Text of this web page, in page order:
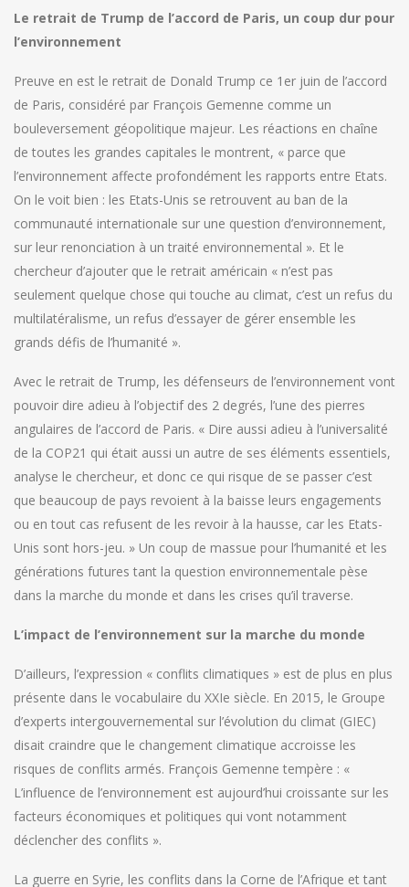
Le retrait de Trump de l’accord de Paris, un coup dur pour
l’environnement
Preuve en est le retrait de Donald Trump ce 1er juin de l’accord
de Paris, considéré par François Gemenne comme un
bouleversement géopolitique majeur. Les réactions en chaîne
de toutes les grandes capitales le montrent, « parce que
l’environnement affecte profondément les rapports entre Etats.
On le voit bien : les Etats-Unis se retrouvent au ban de la
communauté internationale sur une question d’environnement,
sur leur renonciation à un traité environnemental ». Et le
chercheur d’ajouter que le retrait américain « n’est pas
seulement quelque chose qui touche au climat, c’est un refus du
multilatéralisme, un refus d’essayer de gérer ensemble les
grands défis de l’humanité ».
Avec le retrait de Trump, les défenseurs de l’environnement vont
pouvoir dire adieu à l’objectif des 2 degrés, l’une des pierres
angulaires de l’accord de Paris. « Dire aussi adieu à l’universalité
de la COP21 qui était aussi un autre de ses éléments essentiels,
analyse le chercheur, et donc ce qui risque de se passer c’est
que beaucoup de pays revoient à la baisse leurs engagements
ou en tout cas refusent de les revoir à la hausse, car les Etats-
Unis sont hors-jeu. » Un coup de massue pour l’humanité et les
générations futures tant la question environnementale pèse
dans la marche du monde et dans les crises qu’il traverse.
L’impact de l’environnement sur la marche du monde
D’ailleurs, l’expression « conflits climatiques » est de plus en plus
présente dans le vocabulaire du XXIe siècle. En 2015, le Groupe
d’experts intergouvernemental sur l’évolution du climat (GIEC)
disait craindre que le changement climatique accroisse les
risques de conflits armés. François Gemenne tempère : «
L’influence de l’environnement est aujourd’hui croissante sur les
facteurs économiques et politiques qui vont notamment
déclencher des conflits ».
La guerre en Syrie, les conflits dans la Corne de l’Afrique et tant